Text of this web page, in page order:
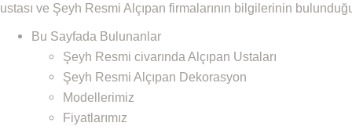
ustası ve Şeyh Resmi Alçıpan firmalarının bilgilerinin
Bu Sayfada Bulunanlar
Şeyh Resmi civarında Alçıpan Ustaları
Şeyh Resmi Alçıpan Dekorasyon
Modellerimiz
Fiyatlarımız